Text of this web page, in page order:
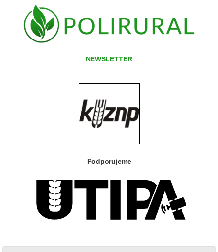
NEWSLETTER
Podporujeme